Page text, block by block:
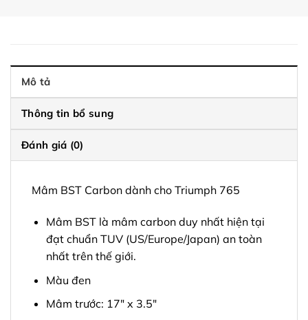
Mô tả
Thông tin bổ sung
Đánh giá (0)
Mâm BST Carbon dành cho Triumph 765
Mâm BST là mâm carbon duy nhất hiện tại
đạt chuẩn TUV (US/Europe/Japan) an toàn
nhất trên thế giới.
Màu đen
Mâm trước: 17″ x 3.5″